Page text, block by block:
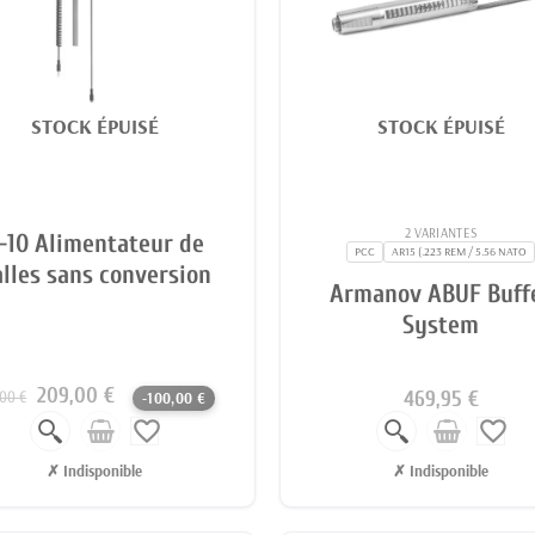
STOCK ÉPUISÉ
10 Alimentateur de
sans conversion
€ 209,00 € -100,00 €
favorite_border
✗ Indisponible
STOCK ÉPUISÉ
2 VARIANTES
PCC AR15 (.223 REM / 5.56 NATO
Armanov ABUF
System
469,95 €
favorite_border
✗ Indisponible